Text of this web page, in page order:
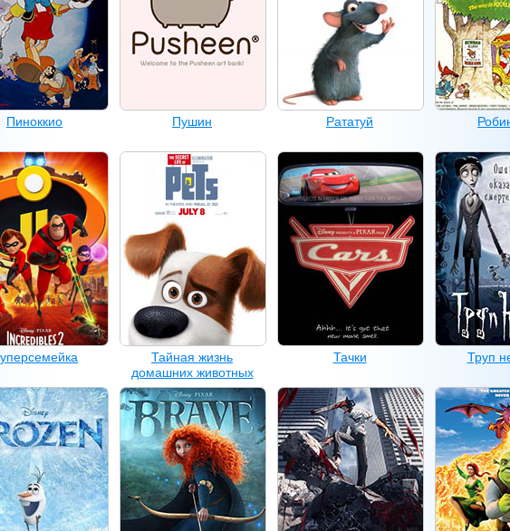
Пиноккио Пушин Рататуй
Тайная жизнь
домашних животных
Тачки Труп